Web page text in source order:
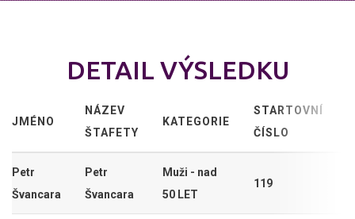
DETAIL VÝSLEDKU
JMÉNO
NÁZEV
ŠTAFETY
KATEGORIE
STARTOVNÍ
ČÍSLO
Petr
Švancara
Petr
Švancara
Muži - nad
50 LET
119